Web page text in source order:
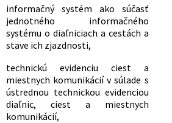
informačný systém ako súčasť
jednotného informačného
systému o diaľniciach a cestách a
stave ich zjazdnosti,
technickú evidenciu ciest a
miestnych komunikácií v súlade s
ústrednou technickou evidenciou
diaľnic, ciest a miestnych
komunikácií,